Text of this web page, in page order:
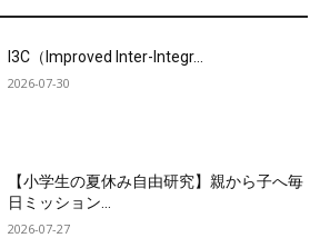
I3C（Improved Inter-Integr...
2026-07-30
【小学生の夏休み自由研究】親から子へ毎
日ミッション...
2026-07-27